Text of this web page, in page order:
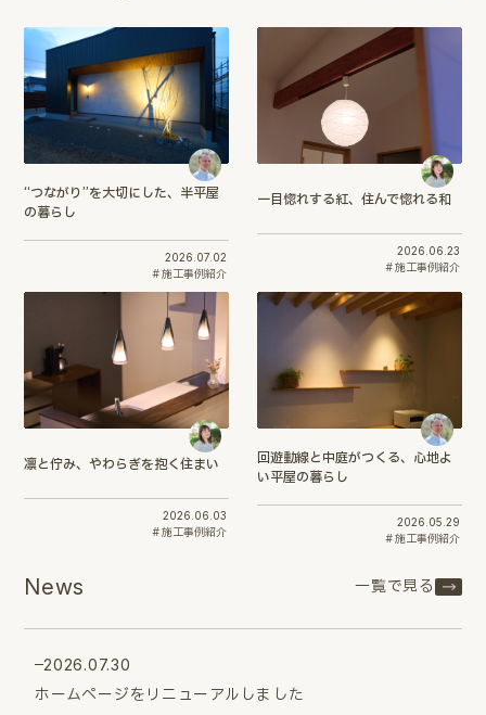
“つながり”を大切にした、半平屋
の暮らし
2026.07.02
施工事例紹介
一目惚れする紅、住んで惚れる和
2026.06.23
施工事例紹介
凛と佇み、やわらぎを抱く住まい
2026.06.03
施工事例紹介
回遊動線と中庭がつくる、心地よ
い平屋の暮らし
2026.05.29
施工事例紹介
News 一覧で見る
2026.07.30
ホームページをリニューアルしました